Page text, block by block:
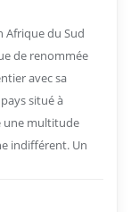
Afrique du Sud
de renommée
avec sa
situé à
une multitude
indifférent. Un